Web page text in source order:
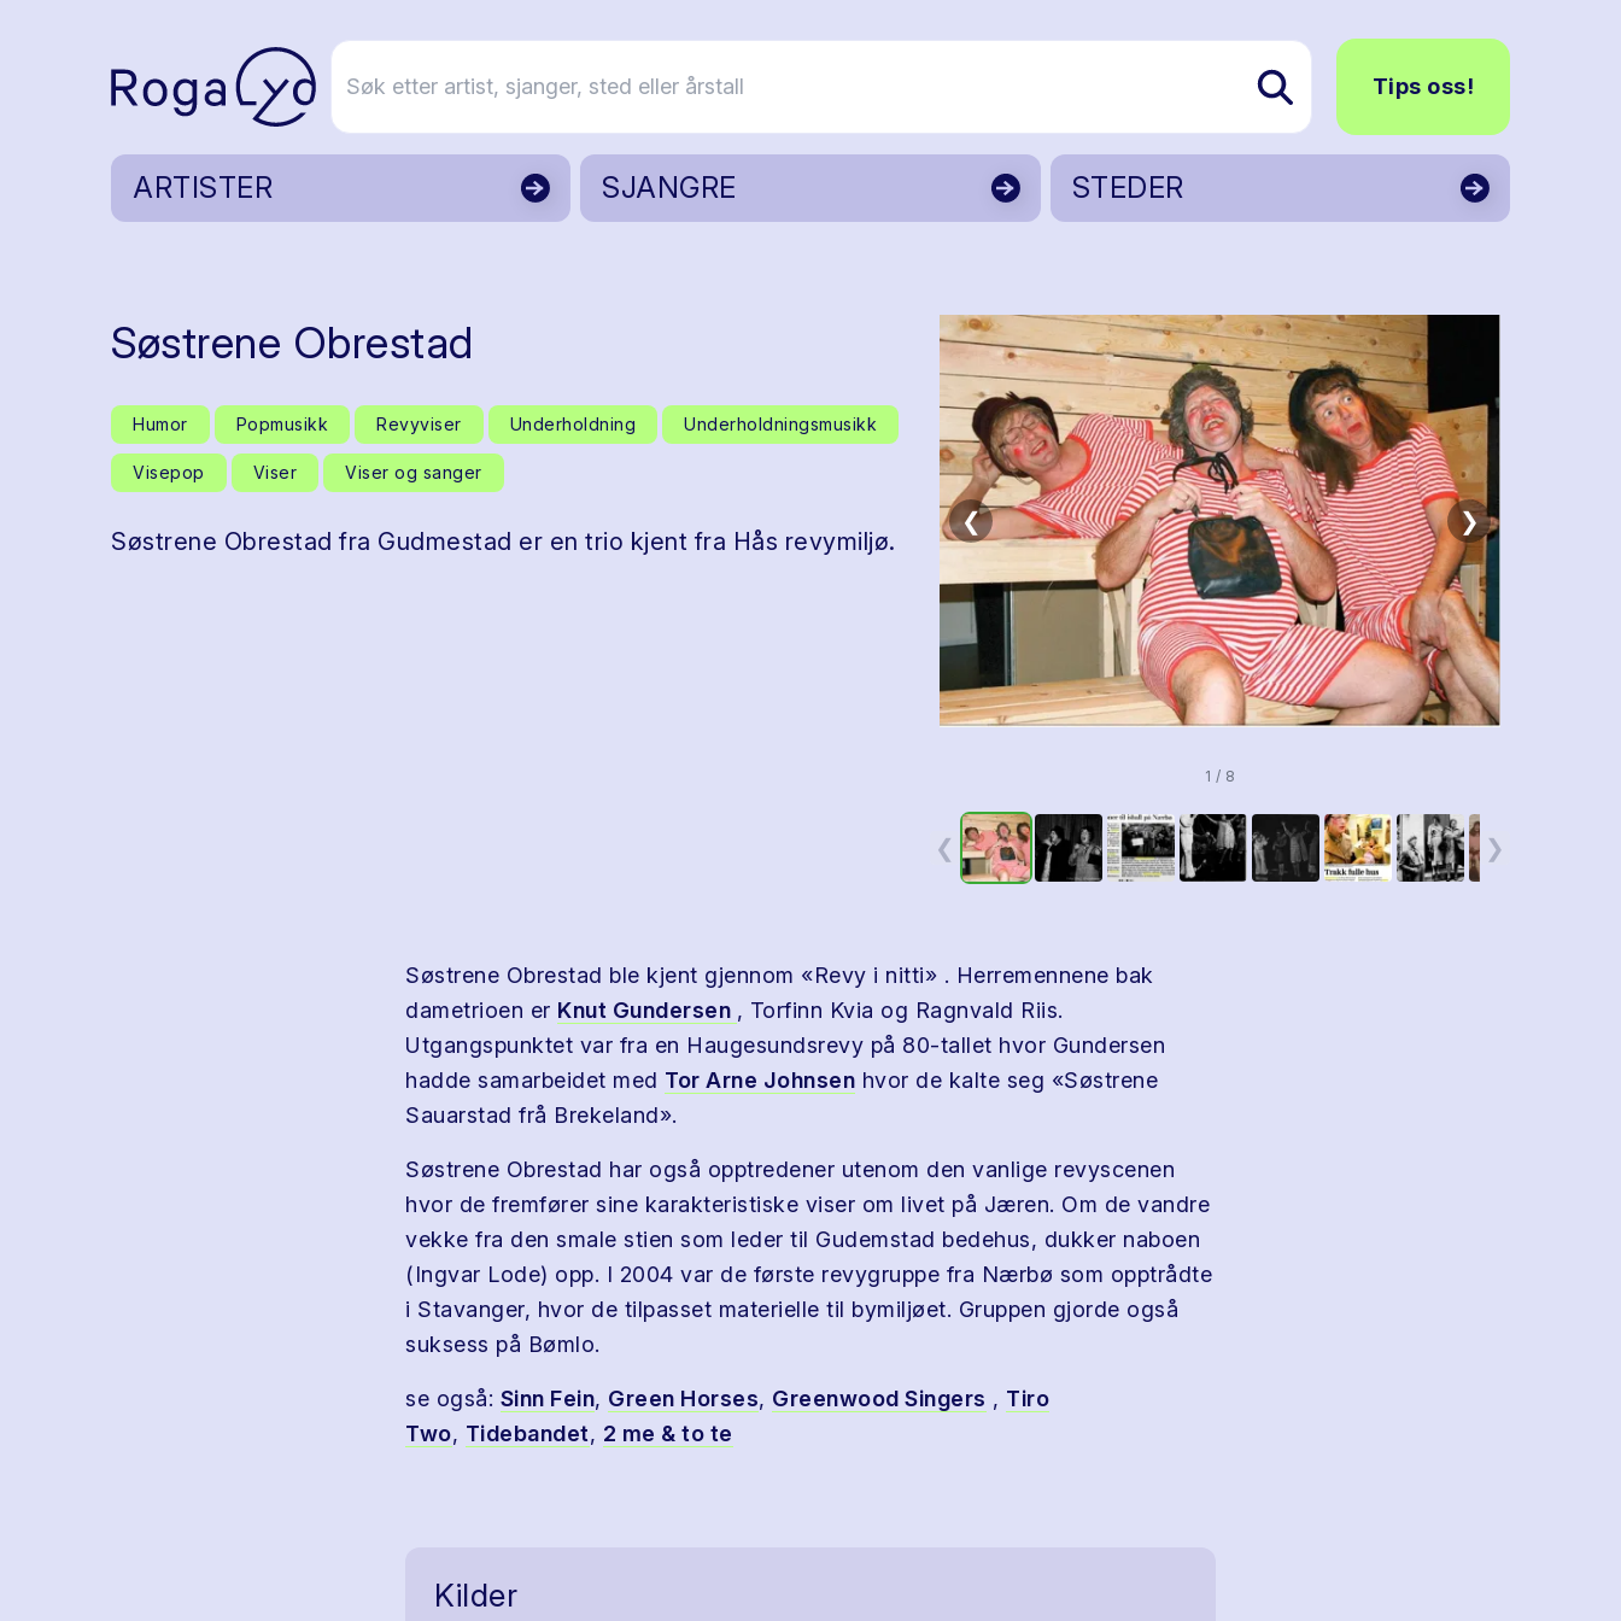
Tips oss!
ARTISTER SJANGRE STEDER
Søstrene Obrestad
Humor Popmusikk Revyviser Underholdning Underholdningsmusikk
Visepop Viser Viser og sanger
Søstrene Obrestad fra Gudmestad er en trio kjent fra Hås revymiljø.
❮ ❯
1 / 8
❮ ❯
Søstrene Obrestad ble kjent gjennom «Revy i nitti» . Herremennene bak
dametrioen er Knut Gundersen , Torfinn Kvia og Ragnvald Riis.
Utgangspunktet var fra en Haugesundsrevy på 80-tallet hvor Gundersen
hadde samarbeidet med Tor Arne Johnsen hvor de kalte seg «Søstrene
Sauarstad frå Brekeland».
Søstrene Obrestad har også opptredener utenom den vanlige revyscenen
hvor de fremfører sine karakteristiske viser om livet på Jæren. Om de vandre
vekke fra den smale stien som leder til Gudemstad bedehus, dukker naboen
(Ingvar Lode) opp. I 2004 var de første revygruppe fra Nærbø som opptrådte
i Stavanger, hvor de tilpasset materielle til bymiljøet. Gruppen gjorde også
suksess på Bømlo.
se også: Sinn Fein, Green Horses, Greenwood Singers , Tiro
Two, Tidebandet, 2 me & to te
Kilder